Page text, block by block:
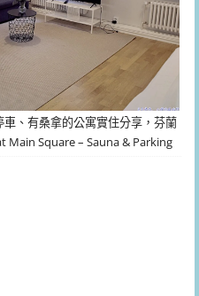
、有桑拿的公寓實住分享，芬蘭
Main Square – Sauna & Parking